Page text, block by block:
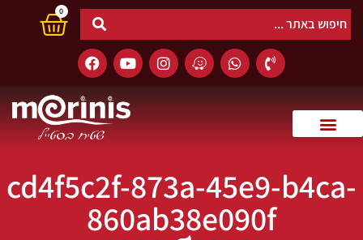
0
cd4f5c2f-873a-45e9-b4ca-
860ab38e090f